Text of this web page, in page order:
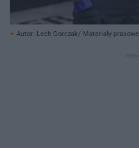
Autor: Lech Gorczak/ Materiały prasowe